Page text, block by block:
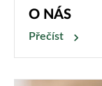
O NÁS
Přečíst